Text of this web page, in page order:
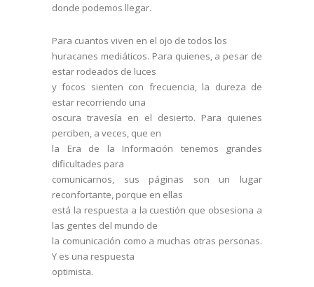
donde podemos llegar.
Para cuantos viven en el ojo de todos los
huracanes mediáticos. Para quienes, a pesar de
estar rodeados de luces
y focos sienten con frecuencia, la dureza de
estar recorriendo una
oscura travesía en el desierto. Para quienes
perciben, a veces, que en
la Era de la Información tenemos grandes
dificultades para
comunicarnos, sus páginas son un lugar
reconfortante, porque en ellas
está la respuesta a la cuestión que obsesiona a
las gentes del mundo de
la comunicación como a muchas otras personas.
Y es una respuesta
optimista.